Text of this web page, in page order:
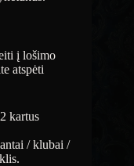
į lošimo
atspėti
kartus
/ klubai /